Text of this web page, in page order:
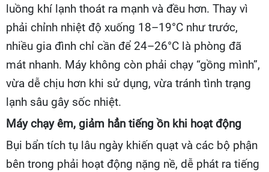
luồng khí lạnh thoát ra mạnh và đều hơn. Thay vì
phải chỉnh nhiệt độ xuống 18–19°C như trước,
nhiều gia đình chỉ cần để 24–26°C là phòng đã
mát nhanh. Máy không còn phải chạy “gồng mình”,
vừa dễ chịu hơn khi sử dụng, vừa tránh tình trạng
lạnh sâu gây sốc nhiệt.
Máy chạy êm, giảm hẳn tiếng ồn khi hoạt động
Bụi bẩn tích tụ lâu ngày khiến quạt và các bộ phận
bên trong phải hoạt động nặng nề, dễ phát ra tiếng